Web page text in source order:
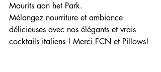
Maurits aan het Park.
Mélangez nourriture et ambiance
délicieuses avec nos élégants et vrais
cocktails italiens ! Merci FCN et Pillows!